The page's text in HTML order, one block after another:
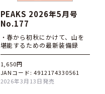
PEAKS 2026年5月号
No.177
・春から初秋にかけて、山を
堪能するための最新装備録
1,650円
JANコード: 4912174330561
2026年3月13日発売